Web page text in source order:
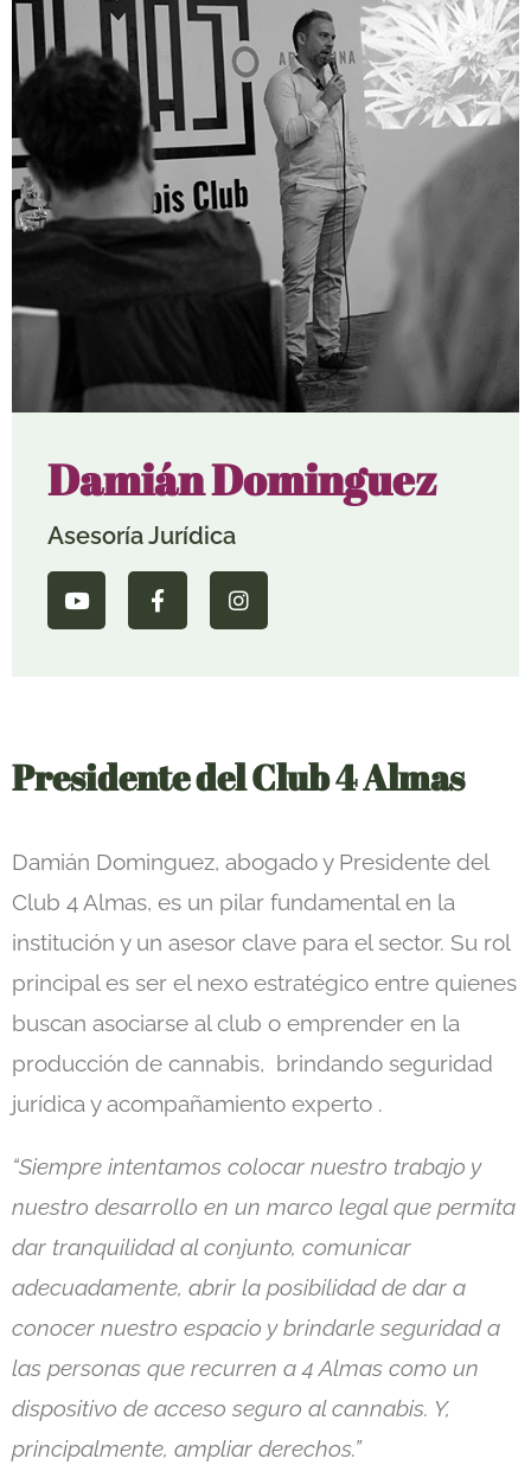
Damián Dominguez
Asesoría Jurídica
Presidente del Club 4 Almas
Damián Dominguez, abogado y Presidente del
Club 4 Almas, es un pilar fundamental en la
institución y un asesor clave para el sector. Su rol
principal es ser el nexo estratégico entre quienes
buscan asociarse al club o emprender en la
producción de cannabis, brindando seguridad
jurídica y acompañamiento experto .
“Siempre intentamos colocar nuestro trabajo y
nuestro desarrollo en un marco legal que permita
dar tranquilidad al conjunto, comunicar
adecuadamente, abrir la posibilidad de dar a
conocer nuestro espacio y brindarle seguridad a
las personas que recurren a 4 Almas como un
dispositivo de acceso seguro al cannabis. Y,
principalmente, ampliar derechos.”